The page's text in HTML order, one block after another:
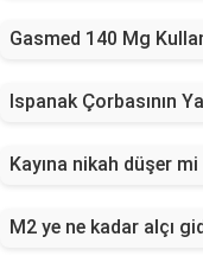
Gasmed 140 Mg
Ispanak Çorbasının
Kayına nikah düşer mi
M2 ye ne kadar alçı